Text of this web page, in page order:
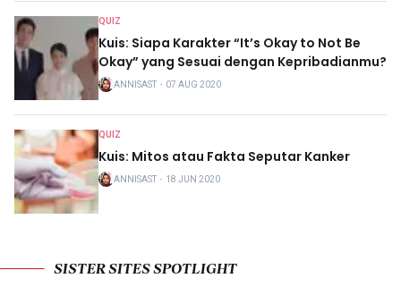
QUIZ
Kuis: Siapa Karakter “It’s Okay to Not Be
Okay” yang Sesuai dengan Kepribadianmu?
ANNISAST ・ 07 AUG 2020
QUIZ
Kuis: Mitos atau Fakta Seputar Kanker
ANNISAST ・ 18 JUN 2020
SISTER SITES SPOTLIGHT